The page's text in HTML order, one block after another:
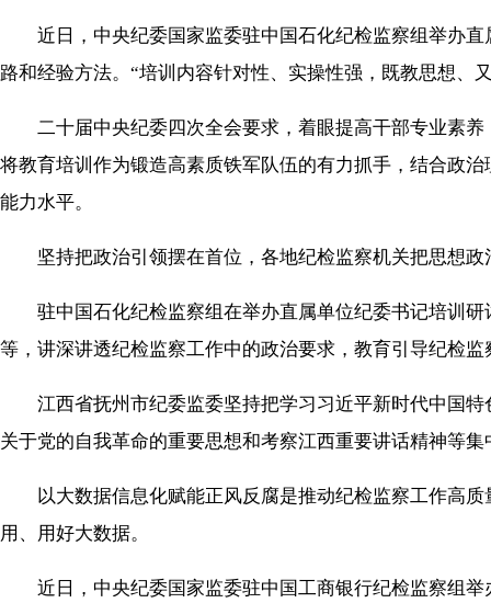
近日，中央纪委国家监委驻中国石化纪检监察组举办直
路和经验方法。“培训内容针对性、实操性强，既教思想、
二十届中央纪委四次全会要求，着眼提高干部专业素养
将教育培训作为锻造高素质铁军队伍的有力抓手，结合政
能力水平。
坚持把政治引领摆在首位，各地纪检监察机关把思想政
驻中国石化纪检监察组在举办直属单位纪委书记培训研
等，讲深讲透纪检监察工作中的政治要求，教育引导纪检
江西省抚州市纪委监委坚持把学习习近平新时代中国特
关于党的自我革命的重要思想和考察江西重要讲话精神等
以大数据信息化赋能正风反腐是推动纪检监察工作高质
用、用好大数据。
近日，中央纪委国家监委驻中国工商银行纪检监察组举